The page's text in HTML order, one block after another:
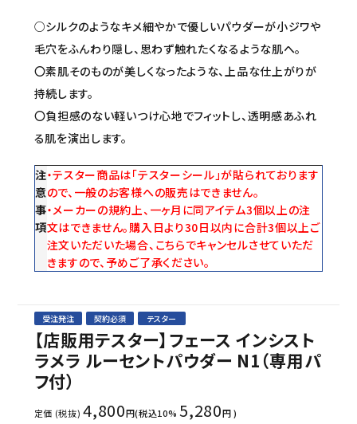
お問い合わせ
○シルクのようなキメ細やかで優しいパウダーが小ジワや
毛穴をふんわり隠し、思わず触れたくなるような肌へ。
〇素肌そのものが美しくなったような、上品な仕上がりが
持続します。
〇負担感のない軽いつけ心地でフィットし、透明感あふれ
る肌を演出します。
注
意
事
項
・テスター商品は「テスターシール」が貼られております
ので、一般のお客様への販売はできません。
・メーカーの規約上、一ヶ月に同アイテム3個以上の注
文はできません。購入日より30日以内に合計3個以上ご
注文いただいた場合、こちらでキャンセルさせていただ
きますので、予めご了承ください。
受注発注 契約必須 テスター
【店販用テスター】フェース インシスト
ラメラ ルーセントパウダー N1（専用パ
フ付）
定価 (税抜) 4,800円(税込10% 5,280円 )